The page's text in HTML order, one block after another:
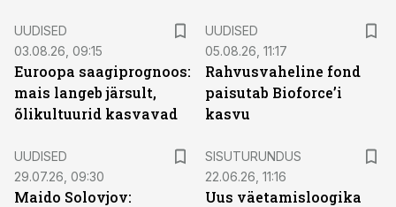
UUDISED
03.08.26, 09:15
Euroopa saagiprognoos:
mais langeb järsult,
õlikultuurid kasvavad
UUDISED
05.08.26, 11:17
Rahvusvaheline fond
paisutab Bioforce’i
kasvu
UUDISED
29.07.26, 09:30
Maido Solovjov:
SISUTURUNDUS
22.06.26, 11:16
Uus väetamisloogika